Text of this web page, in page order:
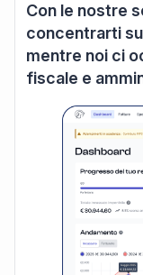
Con le nostre
concentrarti
mentre noi ci
fiscale e